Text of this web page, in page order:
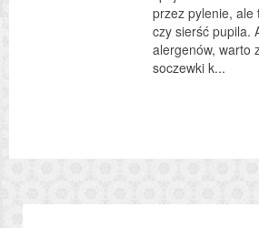
przez pylenie, ale
czy sierść pupila.
alergenów, warto
soczewki k...